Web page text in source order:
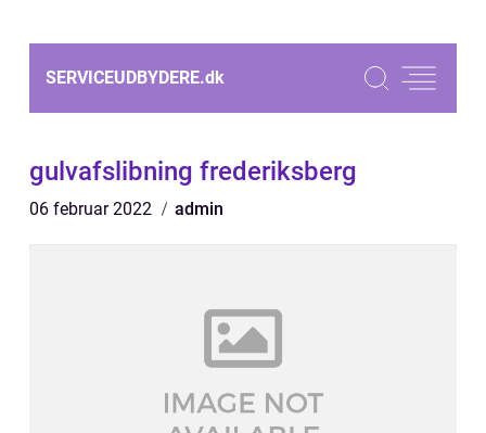
SERVICEUDBYDERE.dk
gulvafslibning frederiksberg
06 februar 2022 admin